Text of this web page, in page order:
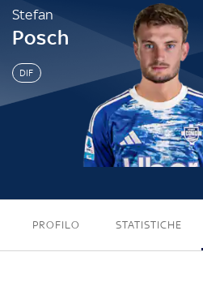
Stefan
Posch
DIF
Stefan
PROFILO STATISTICHE